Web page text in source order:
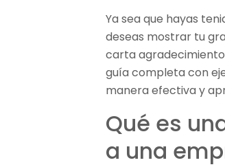
Ya sea que hayas
deseas mostrar tu
carta
guía completa con
manera efectiva y
Qué es
a una